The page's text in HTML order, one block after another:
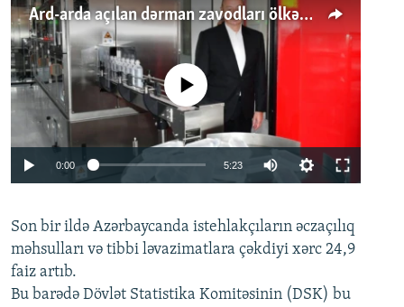
Ard-arda açılan dərman zavodları ölkənin tələbatını ödəyirmi?
Auto 240p 360p 480p
720p 1080p
No media source currently available
0:00 5:23
360p
480p
720p
Son bir ildə Azərbaycanda istehlakçıların əczaçılıq
məhsulları və tibbi ləvazimatlara çəkdiyi xərc 24,9
faiz artıb.
Bu barədə Dövlət Statistika Komitəsinin (DSK) bu